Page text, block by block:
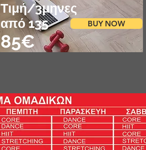
Τιμή/3μηνες
από 135
85€
BUY NOW